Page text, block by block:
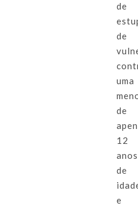
de
de
uma
de
12
anos
de
e